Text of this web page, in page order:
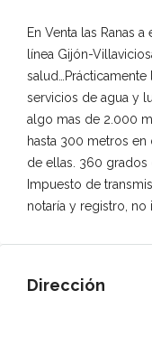
En Venta las Ranas
línea Gijón-
servicios de agua y
algo mas de 2.000
hasta 300 metros en
de ellas. 360 grados
Impuesto de
notaría y registro, no
Dirección